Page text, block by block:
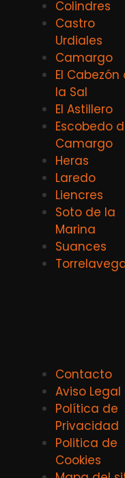
Colindres
Castro
Urdiales
Camargo
El Cabezón
la Sal
El Astillero
Escobedo
Camargo
Heras
Laredo
Liencres
Soto de la
Marina
Suances
Contacto
Aviso Legal
Política de
Privacidad
Politica de
Cookies